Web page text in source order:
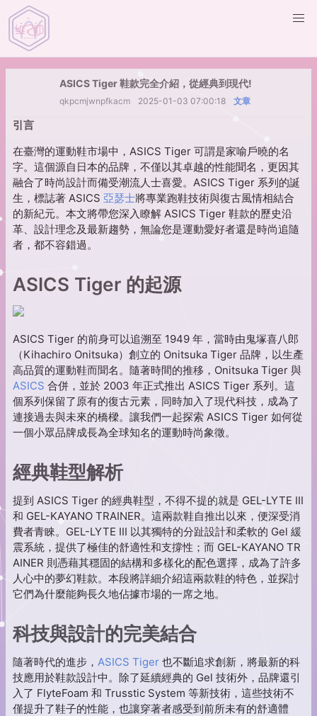
ASICS Tiger 鞋款完全介紹，從經典到現代!
qkpcmjwnpfkacm 2025-01-03 07:00:18 文章
引言
在臺灣的運動鞋市場中，ASICS Tiger 可謂是家喻戶曉的名
字。這個源自日本的品牌，不僅以其卓越的性能聞名，更因其
融合了時尚設計而備受潮流人士喜愛。ASICS Tiger 系列的誕
生，標誌著 ASICS 亞瑟士將專業跑鞋技術與復古風情相結合
的新紀元。本文將帶您深入瞭解 ASICS Tiger 鞋款的歷史沿
革、設計理念及最新趨勢，無論您是運動愛好者還是時尚追隨
者，都不容錯過。
ASICS Tiger 的起源
ASICS Tiger 的前身可以追溯至 1949 年，當時由鬼塚喜八郎
（Kihachiro Onitsuka）創立的 Onitsuka Tiger 品牌，以生產
高品質的運動鞋而聞名。隨著時間的推移，Onitsuka Tiger 與
ASICS 合併，並於 2003 年正式推出 ASICS Tiger 系列。這
個系列保留了原有的復古元素，同時加入了現代科技，成為了
連接過去與未來的橋樑。讓我們一起探索 ASICS Tiger 如何從
一個小眾品牌成長為全球知名的運動時尚象徵。
經典鞋型解析
提到 ASICS Tiger 的經典鞋型，不得不提的就是 GEL-LYTE III
和 GEL-KAYANO TRAINER。這兩款鞋自推出以來，便深受消
費者青睞。GEL-LYTE III 以其獨特的分趾設計和柔軟的 Gel 緩
震系統，提供了極佳的舒適性和支撐性；而 GEL-KAYANO TR
AINER 則憑藉其穩固的結構和多樣化的配色選擇，成為了許多
人心中的夢幻鞋款。本段將詳細介紹這兩款鞋的特色，並探討
它們為什麼能夠長久地佔據市場的一席之地。
科技與設計的完美結合
隨著時代的進步， ASICS Tiger 也不斷追求創新，將最新的科
技應用於鞋款設計中。除了延續經典的 Gel 技術外，品牌還引
入了 FlyteFoam 和 Trusstic System 等新技術，這些技術不
僅提升了鞋子的性能，也讓穿著者感受到前所未有的舒適體